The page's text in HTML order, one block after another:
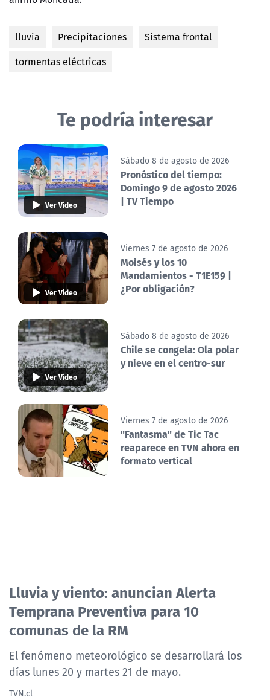
lluvia Precipitaciones
Sistema frontal
tormentas eléctricas
Te podría interesar
Ver Video
Sábado 8 de agosto de 2026
Pronóstico del tiempo:
Domingo 9 de agosto 2026
| TV Tiempo
Ver Video
Viernes 7 de agosto de 2026
Moisés y los 10
Mandamientos - T1E159 |
¿Por obligación?
Ver Video
Sábado 8 de agosto de 2026
Chile se congela: Ola polar
y nieve en el centro-sur
Viernes 7 de agosto de 2026
"Fantasma" de Tic Tac
reaparece en TVN ahora en
formato vertical
Lluvia y viento: anuncian Alerta
Temprana Preventiva para 10
comunas de la RM
El fenómeno meteorológico se desarrollará los
días lunes 20 y martes 21 de mayo.
TVN.cl